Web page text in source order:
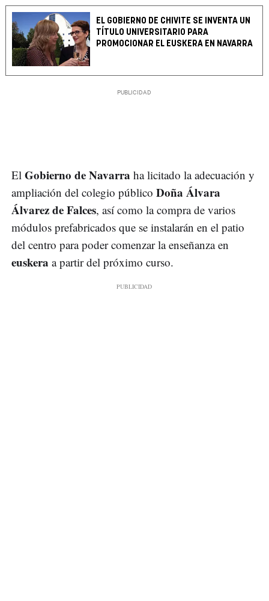
EL GOBIERNO DE CHIVITE SE INVENTA UN
TÍTULO UNIVERSITARIO PARA
PROMOCIONAR EL EUSKERA EN NAVARRA
El Gobierno de Navarra ha licitado la adecuación y
ampliación del colegio público Doña Álvara
Álvarez de Falces, así como la compra de varios
módulos prefabricados que se instalarán en el patio
del centro para poder comenzar la enseñanza en
euskera a partir del próximo curso.